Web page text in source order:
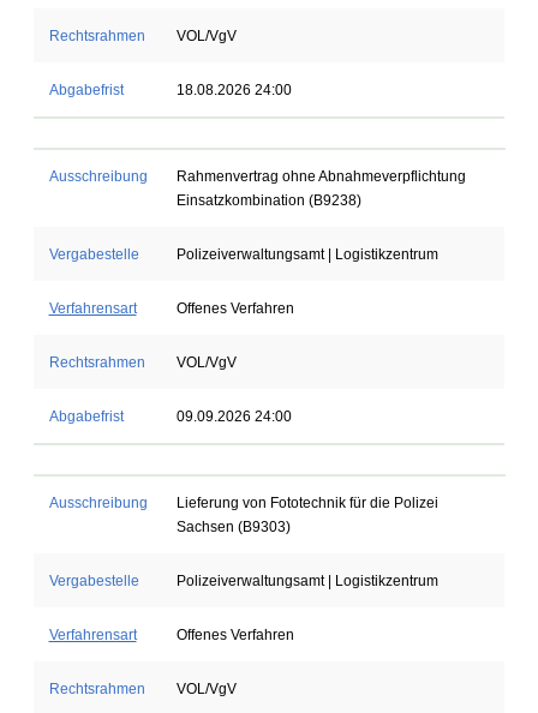
Rechtsrahmen VOL/VgV
Abgabefrist 18.08.2026 24:00
Ausschreibung
Rahmenvertrag ohne Abnahmeverpflichtung
Einsatzkombination (B9238)
Vergabestelle Polizeiverwaltungsamt | Logistikzentrum
Verfahrensart Offenes Verfahren
Rechtsrahmen VOL/VgV
Abgabefrist 09.09.2026 24:00
Ausschreibung
Lieferung von Fototechnik für die Polizei
Sachsen (B9303)
Vergabestelle Polizeiverwaltungsamt | Logistikzentrum
Verfahrensart Offenes Verfahren
Rechtsrahmen VOL/VgV